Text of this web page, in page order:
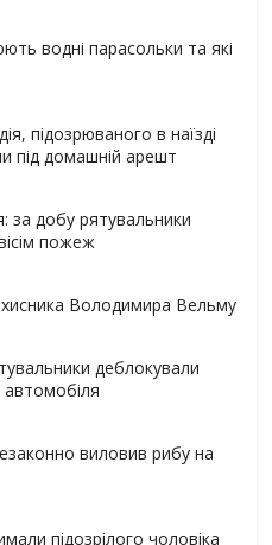
водні парасольки та які
підозрюваного в наїзді
під домашній арешт
за добу рятувальники
пожеж
Володимира Вельму
деблокували
автомобіля
виловив рибу на
підозрілого чоловіка